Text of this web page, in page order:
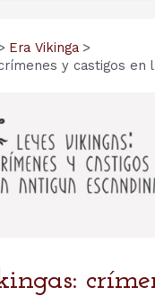
Era Vikinga
y castigos en